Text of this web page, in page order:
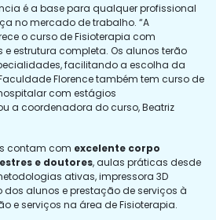
é a base para qualquer profissional
no mercado de trabalho. “A
o curso de Fisioterapia com
estrutura completa. Os alunos terão
facilitando a escolha da
Florence também tem curso de
com estágios
a coordenadora do curso, Beatriz
contam com excelente corpo
e doutores, aulas práticas desde
ativas, impressora 3D
alunos e prestação de serviços à
e serviços na área de Fisioterapia.